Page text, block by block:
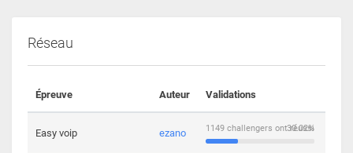
Réseau
Épreuve Auteur Validations
Easy voip ezano 30.02%
1149 challengers ont réussi